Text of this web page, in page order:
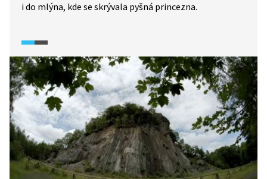
i do mlýna, kde se skrývala pyšná princezna.